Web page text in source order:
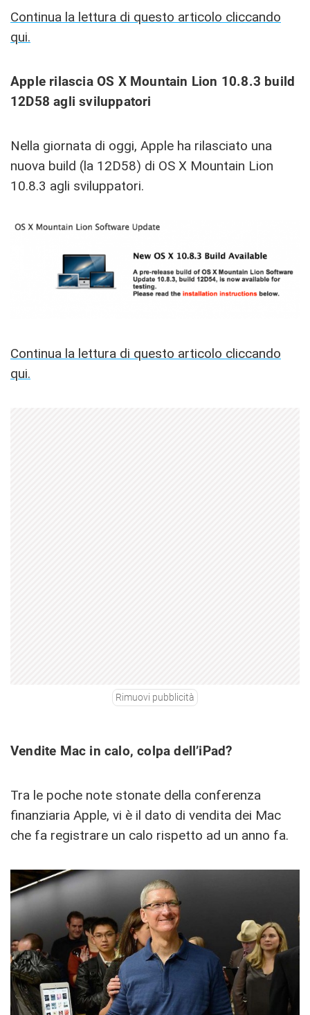
Continua la lettura di questo articolo cliccando
qui.
Apple rilascia OS X Mountain Lion 10.8.3 build
12D58 agli sviluppatori
Nella giornata di oggi, Apple ha rilasciato una
nuova build (la 12D58) di OS X Mountain Lion
10.8.3 agli sviluppatori.
Continua la lettura di questo articolo cliccando
qui.
Rimuovi pubblicità
Vendite Mac in calo, colpa dell’iPad?
Tra le poche note stonate della conferenza
finanziaria Apple, vi è il dato di vendita dei Mac
che fa registrare un calo rispetto ad un anno fa.